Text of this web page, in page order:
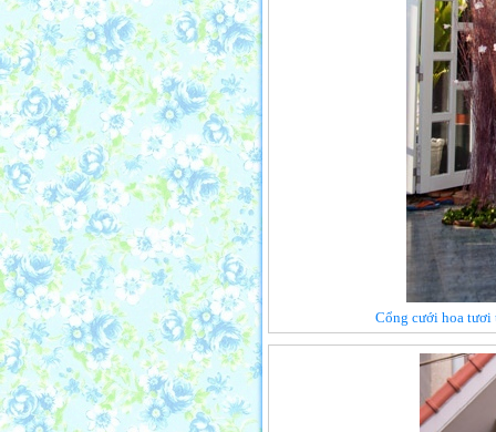
Cổng cưới hoa tươi